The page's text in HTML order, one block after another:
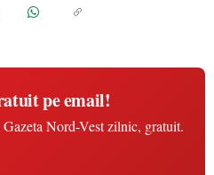
pe email!
Nord-Vest zilnic, gratuit.